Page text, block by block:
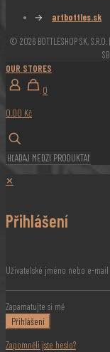
→ artbottles.sk
© 2026 BOTTLESHOP SK,
OUR STORES
0
0,00 Kč
✕
Přihlášení
Uživatelské jméno nebo e-mail
Zapamatujte si mě
Přihlášení
Zapomněli jste heslo?